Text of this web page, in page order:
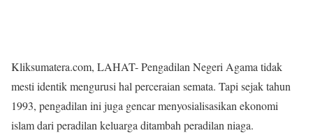
Kliksumatera.com, LAHAT- Pengadilan Negeri Agama tidak
mesti identik mengurusi hal perceraian semata. Tapi sejak tahun
1993, pengadilan ini juga gencar menyosialisasikan ekonomi
islam dari peradilan keluarga ditambah peradilan niaga.